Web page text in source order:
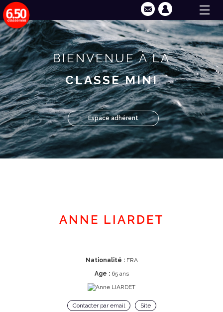
BIENVENUE À LA
CLASSE MINI
Espace adhérent
ANNE LIARDET
Nationalité :FRA
Age :65 ans
Contacter par email Site